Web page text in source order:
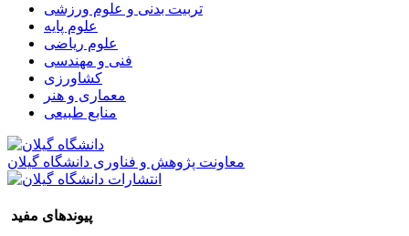
تربیت بدنی و علوم ورزشی
علوم پایه
علوم ریاضی
فنی و مهندسی
کشاورزی
معماری و هنر
منابع طبیعی
معاونت پژوهش و فناوری دانشگاه گیلان
پیوندهای مفید